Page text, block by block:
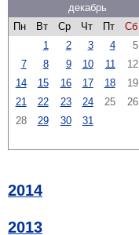
декабрь
Пн
Вт Ср Чт Пт Сб
1
2 3 4 5
7
8 9 10 11 12
14
15 16 17 18 19
21
22 23 24 25 26
28
29 30 31
2014
2013